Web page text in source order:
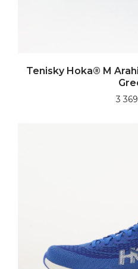
Tenisky Hoka® M
3